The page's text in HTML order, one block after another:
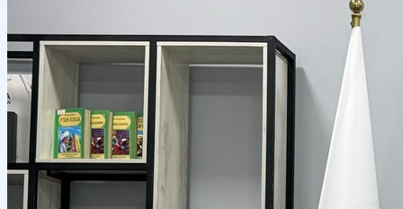
Местное сотрудничество